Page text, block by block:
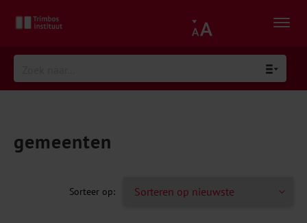
gemeenten